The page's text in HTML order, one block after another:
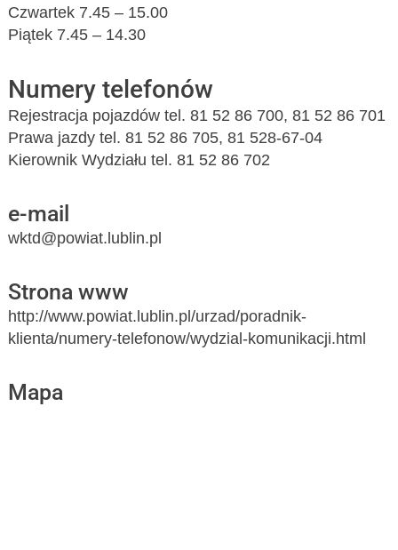
Czwartek 7.45 – 15.00
Piątek 7.45 – 14.30
Numery telefonów
Rejestracja pojazdów tel. 81 52 86 700, 81 52 86 701
Prawa jazdy tel. 81 52 86 705, 81 528-67-04
Kierownik Wydziału tel. 81 52 86 702
e-mail
wktd@powiat.lublin.pl
Strona www
http://www.powiat.lublin.pl/urzad/poradnik-
klienta/numery-telefonow/wydzial-komunikacji.html
Mapa